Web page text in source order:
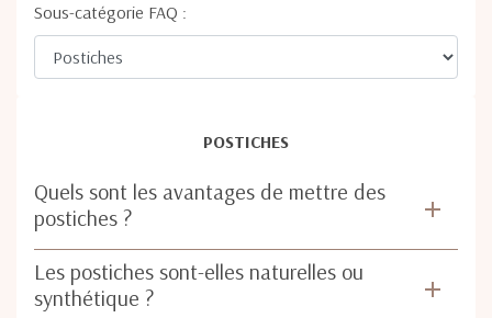
Sous-catégorie FAQ :
POSTICHES
Quels sont les avantages de mettre des
postiches ?
Les postiches sont-elles naturelles ou
synthétique ?